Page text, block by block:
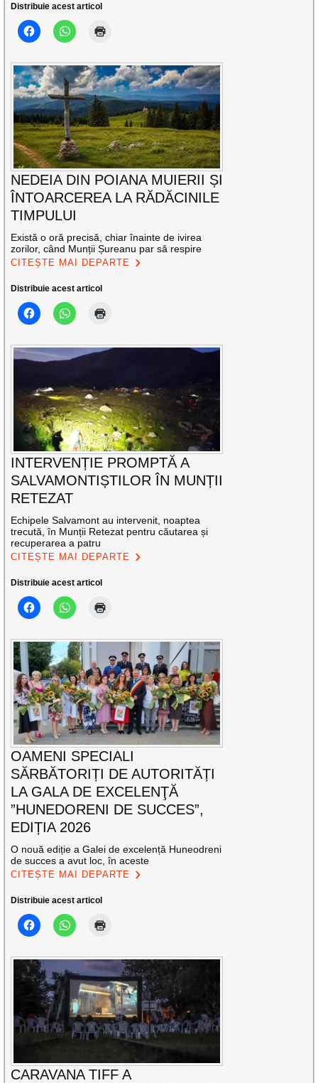
Distribuie acest articol
NEDEIA DIN POIANA MUIERII ȘI
ÎNTOARCEREA LA RĂDĂCINILE
TIMPULUI
Există o oră precisă, chiar înainte de ivirea
zorilor, când Munții Șureanu par să respire
CITEȘTE MAI DEPARTE
Distribuie acest articol
INTERVENȚIE PROMPTĂ A
SALVAMONTIȘTILOR ÎN MUNȚII
RETEZAT
Echipele Salvamont au intervenit, noaptea
trecută, în Munții Retezat pentru căutarea și
recuperarea a patru
CITEȘTE MAI DEPARTE
Distribuie acest articol
OAMENI SPECIALI
SĂRBĂTORIȚI DE AUTORITĂȚI
LA GALA DE EXCELENŢĂ
”HUNEDORENI DE SUCCES”,
EDIȚIA 2026
O nouă ediție a Galei de excelență Huneodreni
de succes a avut loc, în aceste
CITEȘTE MAI DEPARTE
Distribuie acest articol
CARAVANA TIFF A